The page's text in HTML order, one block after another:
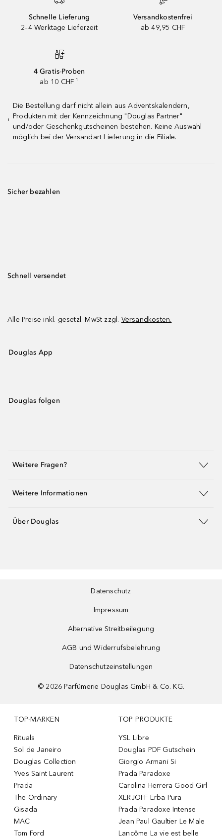
Schnelle Lieferung
2–4 Werktage Lieferzeit
Versandkostenfrei
ab 49,95 CHF
4 Gratis-Proben
ab 10 CHF ¹
¹
Die Bestellung darf nicht allein aus Adventskalendern,
Produkten mit der Kennzeichnung "Douglas Partner"
und/oder Geschenkgutscheinen bestehen. Keine Auswahl
möglich bei der Versandart Lieferung in die Filiale.
Sicher bezahlen
Schnell versendet
Alle Preise inkl. gesetzl. MwSt zzgl. Versandkosten.
Douglas App
Douglas folgen
Weitere Fragen?
Weitere Informationen
Über Douglas
Datenschutz
Impressum
Alternative Streitbeilegung
AGB und Widerrufsbelehrung
Datenschutzeinstellungen
© 2026 Parfümerie Douglas GmbH & Co. KG.
TOP-MARKEN
Rituals
Sol de Janeiro
Douglas Collection
Yves Saint Laurent
Prada
The Ordinary
Gisada
MAC
Tom Ford
TOP PRODUKTE
YSL Libre
Douglas PDF Gutschein
Giorgio Armani Si
Prada Paradoxe
Carolina Herrera Good Girl
XERJOFF Erba Pura
Prada Paradoxe Intense
Jean Paul Gaultier Le Male
Lancôme La vie est belle